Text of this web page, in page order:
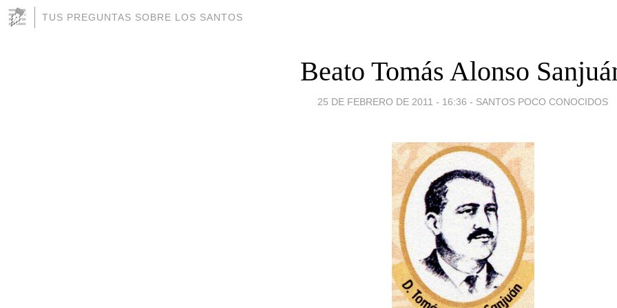
TUS PREGUNTAS SOBRE LOS SANTOS
Beato Tomás Alonso
25 DE FEBRERO DE 2011 - 16:36 - SANTOS POCO CONOCIDOS